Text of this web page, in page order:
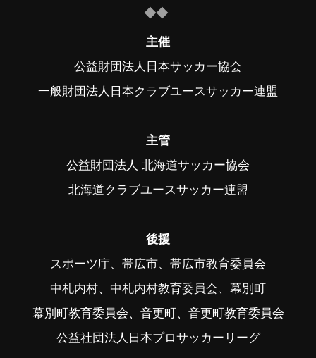
主催
公益財団法人日本サッカー協会
一般財団法人日本クラブユースサッカー連盟
主管
公益財団法人 北海道サッカー協会
北海道クラブユースサッカー連盟
後援
スポーツ庁、帯広市、帯広市教育委員会
中札内村、中札内村教育委員会、幕別町
幕別町教育委員会、音更町、音更町教育委員会
公益社団法人日本プロサッカーリーグ